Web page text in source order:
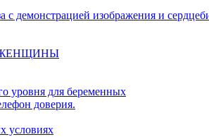
с демонстрацией изображения и
ЖЕНЩИНЫ
уровня для беременных
доверия.
условиях